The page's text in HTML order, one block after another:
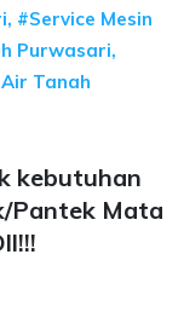
#Service Mesin
Purwasari,
Tanah
kebutuhan
Pantek Mata